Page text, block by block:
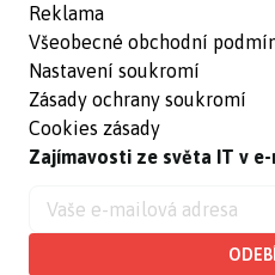
Reklama
Všeobecné obchodní
Nastavení soukromí
Zásady ochrany soukromí
Cookies zásady
Zajímavosti ze světa IT v e-